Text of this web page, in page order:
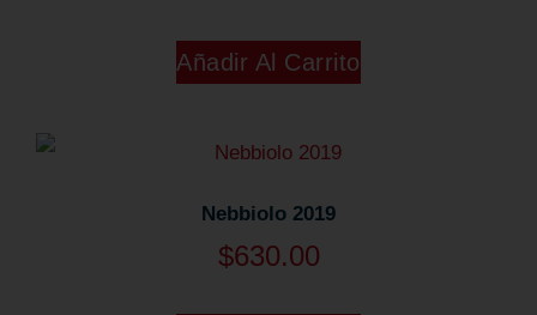
Añadir Al Carrito
Nebbiolo 2019
$630.00